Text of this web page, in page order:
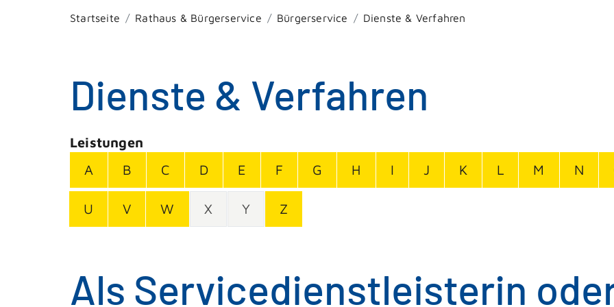
Startseite Rathaus & Bürgerservice Bürgerservice Dienste & Verfahren
Dienste & Verfahren
Leistungen
A
B C D E F G H I J K L M N
U V W X Y Z
Als Servicedienstleisterin